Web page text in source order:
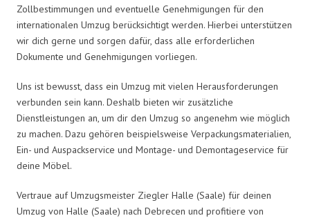
Zollbestimmungen und eventuelle Genehmigungen für den
internationalen Umzug berücksichtigt werden. Hierbei unterstützen
wir dich gerne und sorgen dafür, dass alle erforderlichen
Dokumente und Genehmigungen vorliegen.
Uns ist bewusst, dass ein Umzug mit vielen Herausforderungen
verbunden sein kann. Deshalb bieten wir zusätzliche
Dienstleistungen an, um dir den Umzug so angenehm wie möglich
zu machen. Dazu gehören beispielsweise Verpackungsmaterialien,
Ein- und Auspackservice und Montage- und Demontageservice für
deine Möbel.
Vertraue auf Umzugsmeister Ziegler Halle (Saale) für deinen
Umzug von Halle (Saale) nach Debrecen und profitiere von